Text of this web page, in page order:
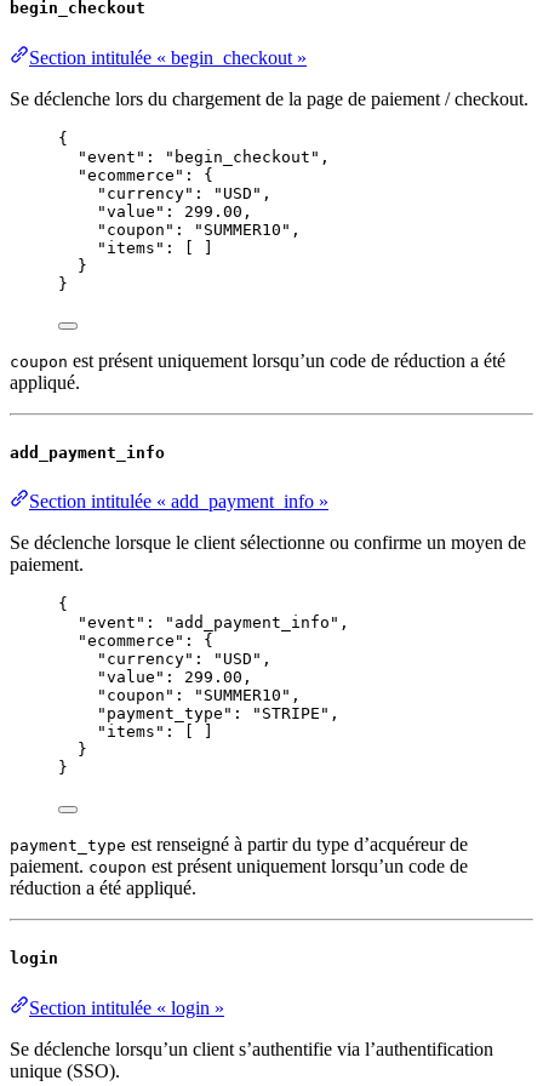
begin_checkout
Section intitulée « begin_checkout »
Se déclenche lors du chargement de la page de paiement / checkout.
{
"event" : " begin_checkout " ,
"ecommerce" : {
"currency" : " USD " ,
"value" : 299.00 ,
"coupon" : " SUMMER10 " ,
"items" : [ ]
}
}
coupon est présent uniquement lorsqu’un code de réduction a été
appliqué.
add_payment_info
Section intitulée « add_payment_info »
Se déclenche lorsque le client sélectionne ou confirme un moyen de
paiement.
{
"event" : " add_payment_info " ,
"ecommerce" : {
"currency" : " USD " ,
"value" : 299.00 ,
"coupon" : " SUMMER10 " ,
"payment_type" : " STRIPE " ,
"items" : [ ]
}
}
payment_type est renseigné à partir du type d’acquéreur de
paiement. coupon est présent uniquement lorsqu’un code de
réduction a été appliqué.
login
Section intitulée « login »
Se déclenche lorsqu’un client s’authentifie via l’authentification
unique (SSO).